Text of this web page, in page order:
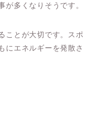
が多くなりそうです。
ことが大切です。スポ
にエネルギーを発散さ